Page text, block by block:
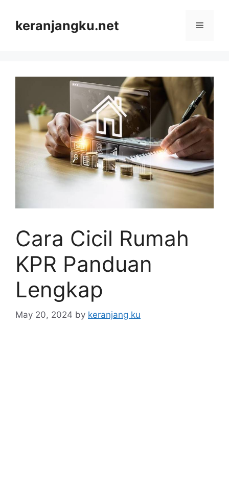
contentkeranjangku.net Menu
Cara Cicil Rumah
KPR Panduan
Lengkap
May 20, 2024 by keranjang ku